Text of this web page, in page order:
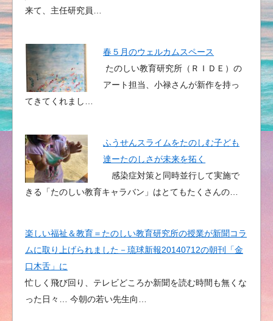
来て、主任研究員…
春５月のウェルカムスペース
たのしい教育研究所（ＲＩＤＥ）の
アート担当、小禄さんが新作を持っ
てきてくれまし…
ふうせんスライムをたのしむ子ども
達ーたのしさが未来を拓く
感染症対策と同時並行して実施で
きる「たのしい教育キャラバン」はとてもたくさんの…
楽しい福祉＆教育＝たのしい教育研究所の授業が新聞コラ
ムに取り上げられました－琉球新報20140712の朝刊「金
口木舌」に
忙しく飛び回り、テレビどころか新聞を読む時間も無くな
った日々… 今朝の若い先生向…